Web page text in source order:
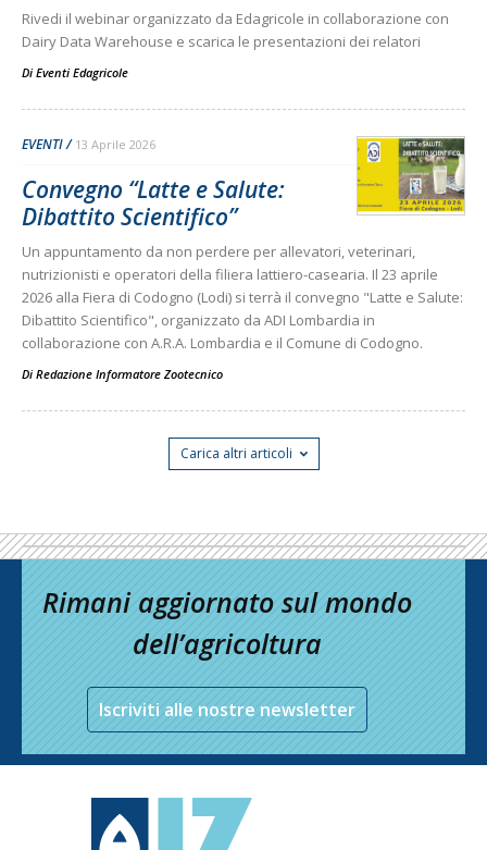
Rivedi il webinar organizzato da Edagricole in collaborazione con
Dairy Data Warehouse e scarica le presentazioni dei relatori
Di Eventi Edagricole
EVENTI 13 Aprile 2026
Convegno “Latte e Salute:
Dibattito Scientifico”
Un appuntamento da non perdere per allevatori, veterinari,
nutrizionisti e operatori della filiera lattiero-casearia. Il 23 aprile
2026 alla Fiera di Codogno (Lodi) si terrà il convegno "Latte e Salute:
Dibattito Scientifico", organizzato da ADI Lombardia in
collaborazione con A.R.A. Lombardia e il Comune di Codogno.
Di Redazione Informatore Zootecnico
Carica altri articoli
Rimani aggiornato sul mondo
dell’agricoltura
Iscriviti alle nostre newsletter